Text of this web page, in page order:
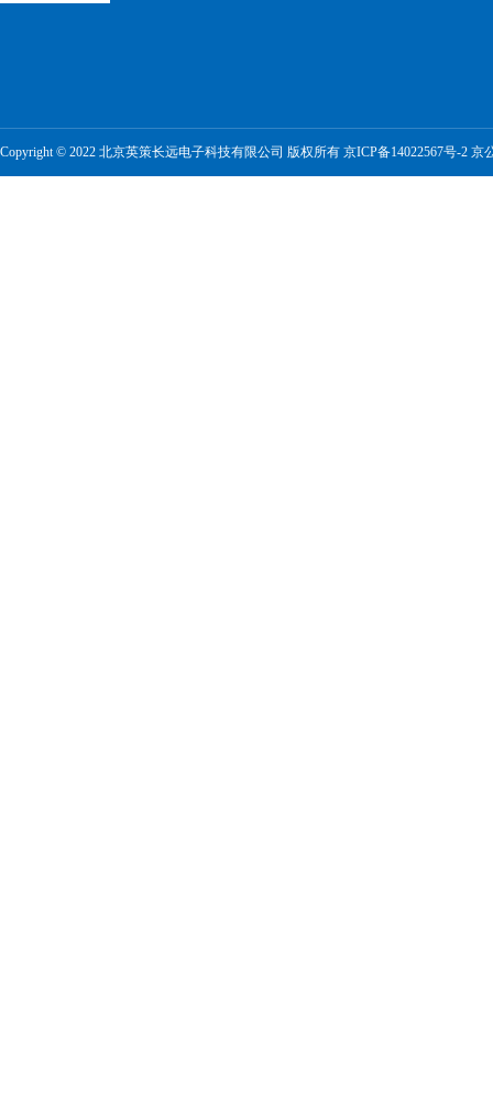
Copyright © 2022 北京英策长远电子科技有限公司 版权所有 京ICP备14022567号-2 京